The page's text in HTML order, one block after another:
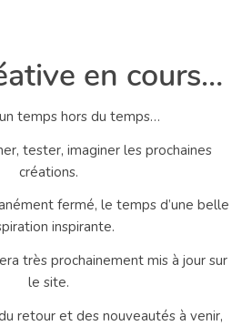
en cours…
temps hors du temps…
tester, imaginer les prochaines
créations.
fermé, le temps d’une belle
inspirante.
très prochainement mis à jour sur
le site.
retour et des nouveautés à venir,